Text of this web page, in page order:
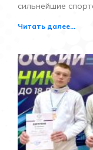
сильнейшие
Читать далее...